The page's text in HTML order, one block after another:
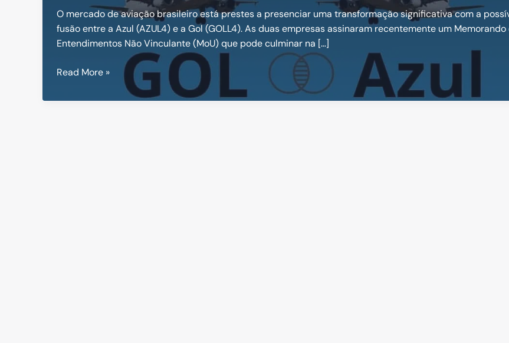
O mercado de aviação brasileiro está prestes a presenciar uma transformação significativa com a
fusão entre a Azul (AZUL4) e a Gol (GOLL4). As duas empresas assinaram recentemente um Memorando
Entendimentos Não Vinculante (MoU) que pode culminar na […]
Fusão
e
Read More »